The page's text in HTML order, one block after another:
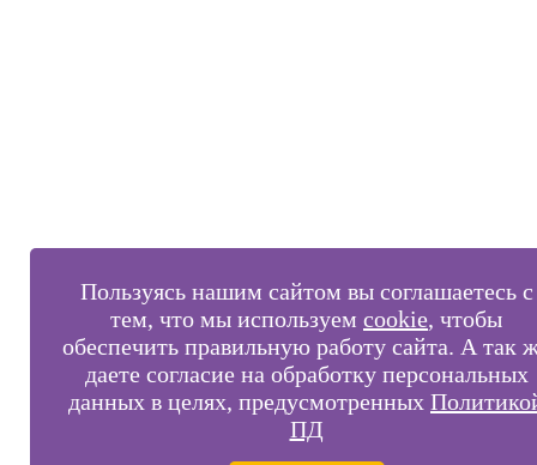
Пользуясь нашим сайтом вы соглашаетесь с
тем, что мы используем cookie, чтобы
обеспечить правильную работу сайта. А так
даете согласие на обработку персональных
данных в целях, предусмотренных
ПД